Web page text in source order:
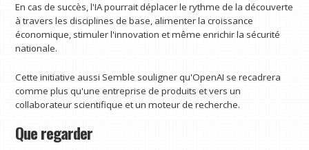
En cas de succès, l'IA pourrait déplacer le rythme de la découverte
à travers les disciplines de base, alimenter la croissance
économique, stimuler l'innovation et même enrichir la sécurité
nationale.
Cette initiative aussi Semble souligner qu'OpenAI se recadrera
comme plus qu'une entreprise de produits et vers un
collaborateur scientifique et un moteur de recherche.
Que regarder